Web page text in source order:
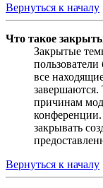
Вернуться к началу
Что такое
Закрытые
все
причинам
закрывать
Вернуться к началу